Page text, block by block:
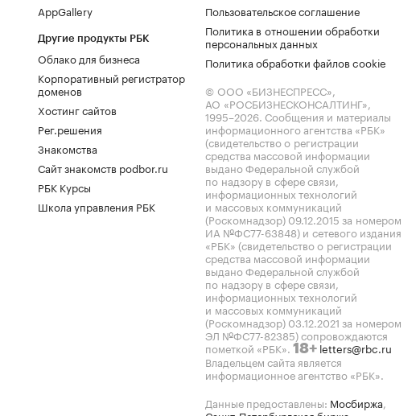
AppGallery
Другие продукты РБК
Облако для бизнеса
Корпоративный регистратор
доменов
Хостинг сайтов
Рег.решения
Знакомства
Сайт знакомств podbor.ru
РБК Курсы
Школа управления РБК
Пользовательское соглашение
Политика в отношении обработки
персональных данных
Политика обработки файлов cookie
© ООО «БИЗНЕСПРЕСС»,
АО «РОСБИЗНЕСКОНСАЛТИНГ»,
1995–2026. Сообщения и материалы
информационного агентства «РБК»
(свидетельство о регистрации
средства массовой информации
выдано Федеральной службой
по надзору в сфере связи,
информационных технологий
и массовых коммуникаций
(Роскомнадзор) 09.12.2015 за номером
ИА №ФС77-63848) и сетевого издания
«РБК» (свидетельство о регистрации
средства массовой информации
выдано Федеральной службой
по надзору в сфере связи,
информационных технологий
и массовых коммуникаций
(Роскомнадзор) 03.12.2021 за номером
ЭЛ №ФС77-82385) сопровождаются
пометкой «РБК». 18+ letters@rbc.ru
Владельцем сайта является
информационное агентство «РБК».
Данные предоставлены: Мосбиржа,